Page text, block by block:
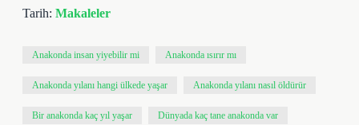
Tarih: Makaleler
Anakonda insan yiyebilir mi Anakonda ısırır mı
Anakonda yılanı hangi ülkede yaşar Anakonda yılanı nasıl öldürür
Bir anakonda kaç yıl yaşar Dünyada kaç tane anakonda var